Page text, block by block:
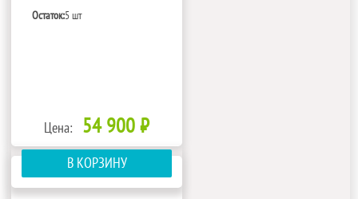
Остаток:5 шт
Цена: 54 900 ₽
В КОРЗИНУ